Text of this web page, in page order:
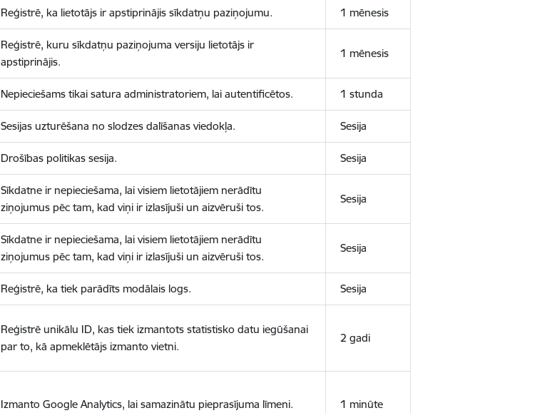
Reģistrē, ka lietotājs ir apstiprinājis sīkdatņu paziņojumu. 1 mēnesis
Reģistrē, kuru sīkdatņu paziņojuma versiju lietotājs ir
apstiprinājis.
1 mēnesis
Nepieciešams tikai satura administratoriem, lai autentificētos. 1 stunda
Sesijas uzturēšana no slodzes dalīšanas viedokļa. Sesija
Drošības politikas sesija. Sesija
Sīkdatne ir nepieciešama, lai visiem lietotājiem nerādītu
ziņojumus pēc tam, kad viņi ir izlasījuši un aizvēruši tos.
Sesija
Sīkdatne ir nepieciešama, lai visiem lietotājiem nerādītu
ziņojumus pēc tam, kad viņi ir izlasījuši un aizvēruši tos.
Sesija
Reģistrē, ka tiek parādīts modālais logs. Sesija
Reģistrē unikālu ID, kas tiek izmantots statistisko datu iegūšanai
par to, kā apmeklētājs izmanto vietni.
2 gadi
Izmanto Google Analytics, lai samazinātu pieprasījuma līmeni. 1 minūte